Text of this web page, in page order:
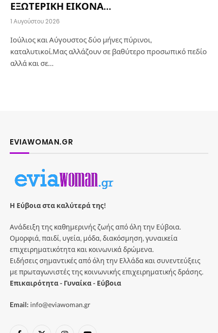
ΕΞΩΤΕΡΙΚΗ ΕΙΚΟΝΑ…
1 Αυγούστου 2026
Ιούλιος και Αύγουστος δύο μήνες πύρινοι,
καταλυτικοί.Μας αλλάζουν σε βαθύτερο προσωπικό πεδίο
αλλά και σε…
EVIAWOMAN.GR
Η Εύβοια στα καλύτερά της!
Ανάδειξη της καθημερινής ζωής από όλη την Εύβοια.
Ομορφιά, παιδί, υγεία, μόδα, διακόσμηση, γυναικεία
επιχειρηματικότητα και κοινωνικά δρώμενα.
Ειδήσεις σημαντικές από όλη την Ελλάδα και συνεντεύξεις
με πρωταγωνιστές της κοινωνικής επιχειρηματικής δράσης.
Επικαιρότητα - Γυναίκα - Εύβοια
Email: info@eviawoman.gr